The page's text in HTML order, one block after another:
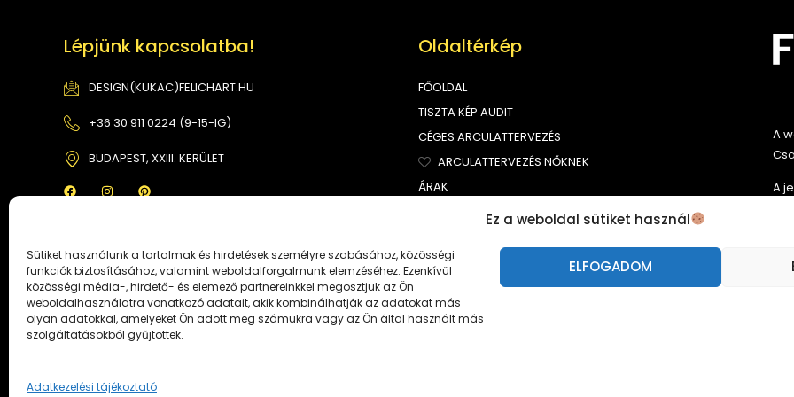
Ez a weboldal sütiket használ
Sütiket használunk a tartalmak és hirdetések személyre szabásához, közösségi
funkciók biztosításához, valamint weboldalforgalmunk elemzéséhez. Ezenkívül
közösségi média-, hirdető- és elemező partnereinkkel megosztjuk az Ön
weboldalhasználatra vonatkozó adatait, akik kombinálhatják az adatokat más
olyan adatokkal, amelyeket Ön adott meg számukra vagy az Ön által használt más
szolgáltatásokból gyűjtöttek.
ELFOGADOM
Adatkezelési tájékoztató
Lépjünk kapcsolatba!
DESIGN(KUKAC)FELICHART.HU
+36 30 911 0224 (9-15-IG)
BUDAPEST, XXIII. KERÜLET
Oldaltérkép
FŐOLDAL
TISZTA KÉP AUDIT
CÉGES ARCULATTERVEZÉS
ARCULATTERVEZÉS NŐKNEK
ÁRAK
A
A
Copyright © 2024 felichart design